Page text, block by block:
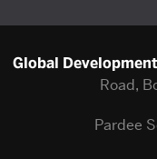
Global
Road,
Pardee